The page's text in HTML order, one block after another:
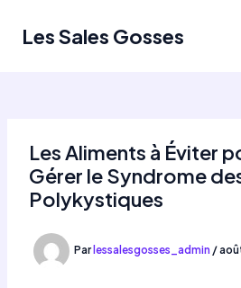
Les Sales Gosses
Les Aliments à Éviter
Gérer le Syndrome
Polykystiques
Par lessalesgosses_admin /